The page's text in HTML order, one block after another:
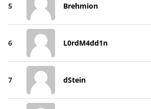
5 Brehmion
6 L0rdM4dd1n
7 dStein